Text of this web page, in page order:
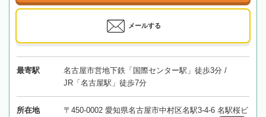
メールする
最寄駅
名古屋市営地下鉄「国際センター駅」徒歩3分 /
JR「名古屋駅」徒歩7分
所在地
〒450-0002 愛知県名古屋市中村区名駅3-4-6 名駅桜ビ